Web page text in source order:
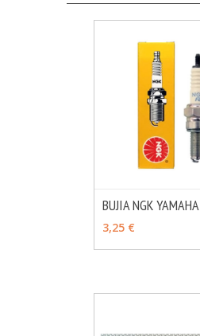
BUJIA NGK YAMAHA
3,25 €